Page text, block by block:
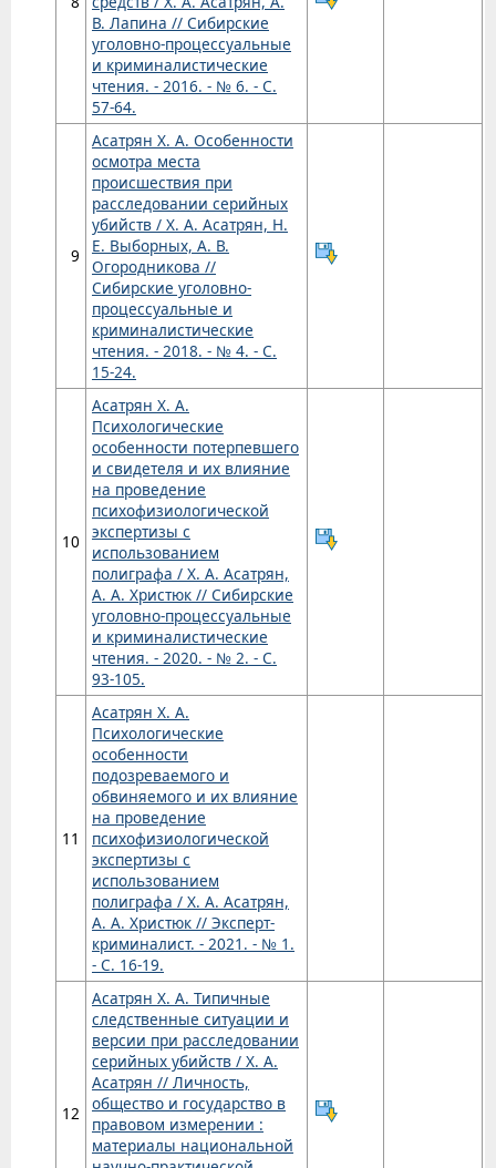
В. Лапина // Сибирские
уголовно-процессуальные
и криминалистические
чтения. - 2016. - № 6. - С.
57-64.
9
Асатрян Х. А. Особенности
осмотра места
происшествия при
расследовании серийных
убийств / Х. А. Асатрян, Н.
Е. Выборных, А. В.
Огородникова //
Сибирские уголовно-
процессуальные и
криминалистические
чтения. - 2018. - № 4. - С.
15-24.
10
Асатрян Х. А.
Психологические
особенности потерпевшего
и свидетеля и их влияние
на проведение
психофизиологической
экспертизы с
использованием
полиграфа / Х. А. Асатрян,
А. А. Христюк // Сибирские
уголовно-процессуальные
и криминалистические
чтения. - 2020. - № 2. - С.
93-105.
11
Асатрян Х. А.
Психологические
особенности
подозреваемого и
обвиняемого и их влияние
на проведение
психофизиологической
экспертизы с
использованием
полиграфа / Х. А. Асатрян,
А. А. Христюк // Эксперт-
криминалист. - 2021. - № 1.
- С. 16-19.
12
Асатрян Х. А. Типичные
следственные ситуации и
версии при расследовании
серийных убийств / Х. А.
Асатрян // Личность,
общество и государство в
правовом измерении :
материалы национальной